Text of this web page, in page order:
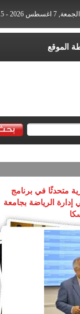
الجمعة, 7 اغسطس 2026 - 01:50:16 م
الموقع
متحدثًا في برنامج
إدارة الرياضة بجامعة